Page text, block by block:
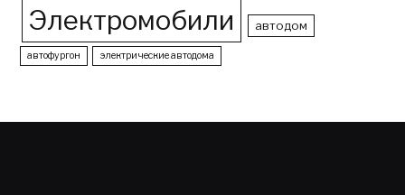
Электромобили автодом
автофургон электрические автодома